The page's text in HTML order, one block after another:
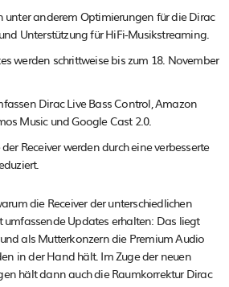
unter anderem Optimierungen für die Dirac
Unterstützung für HiFi-Musikstreaming.
werden schrittweise bis zum 18. November
Dirac Live Bass Control, Amazon
Music und Google Cast 2.0.
Receiver werden durch eine verbesserte
die Receiver der unterschiedlichen
umfassende Updates erhalten: Das liegt
als Mutterkonzern die Premium Audio
in der Hand hält. Im Zuge der neuen
hält dann auch die Raumkorrektur Dirac